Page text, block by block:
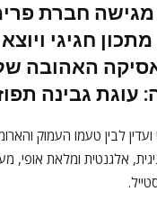
מגישה חברת
חגיגי
האהובה של
עוגת גבינה
לבין טעמו העמוק
אלגנטית ומלאת אופי,